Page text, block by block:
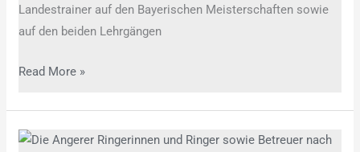
Landestrainer auf den Bayerischen Meisterschaften sowie
auf den beiden Lehrgängen
Read More »
Angerer